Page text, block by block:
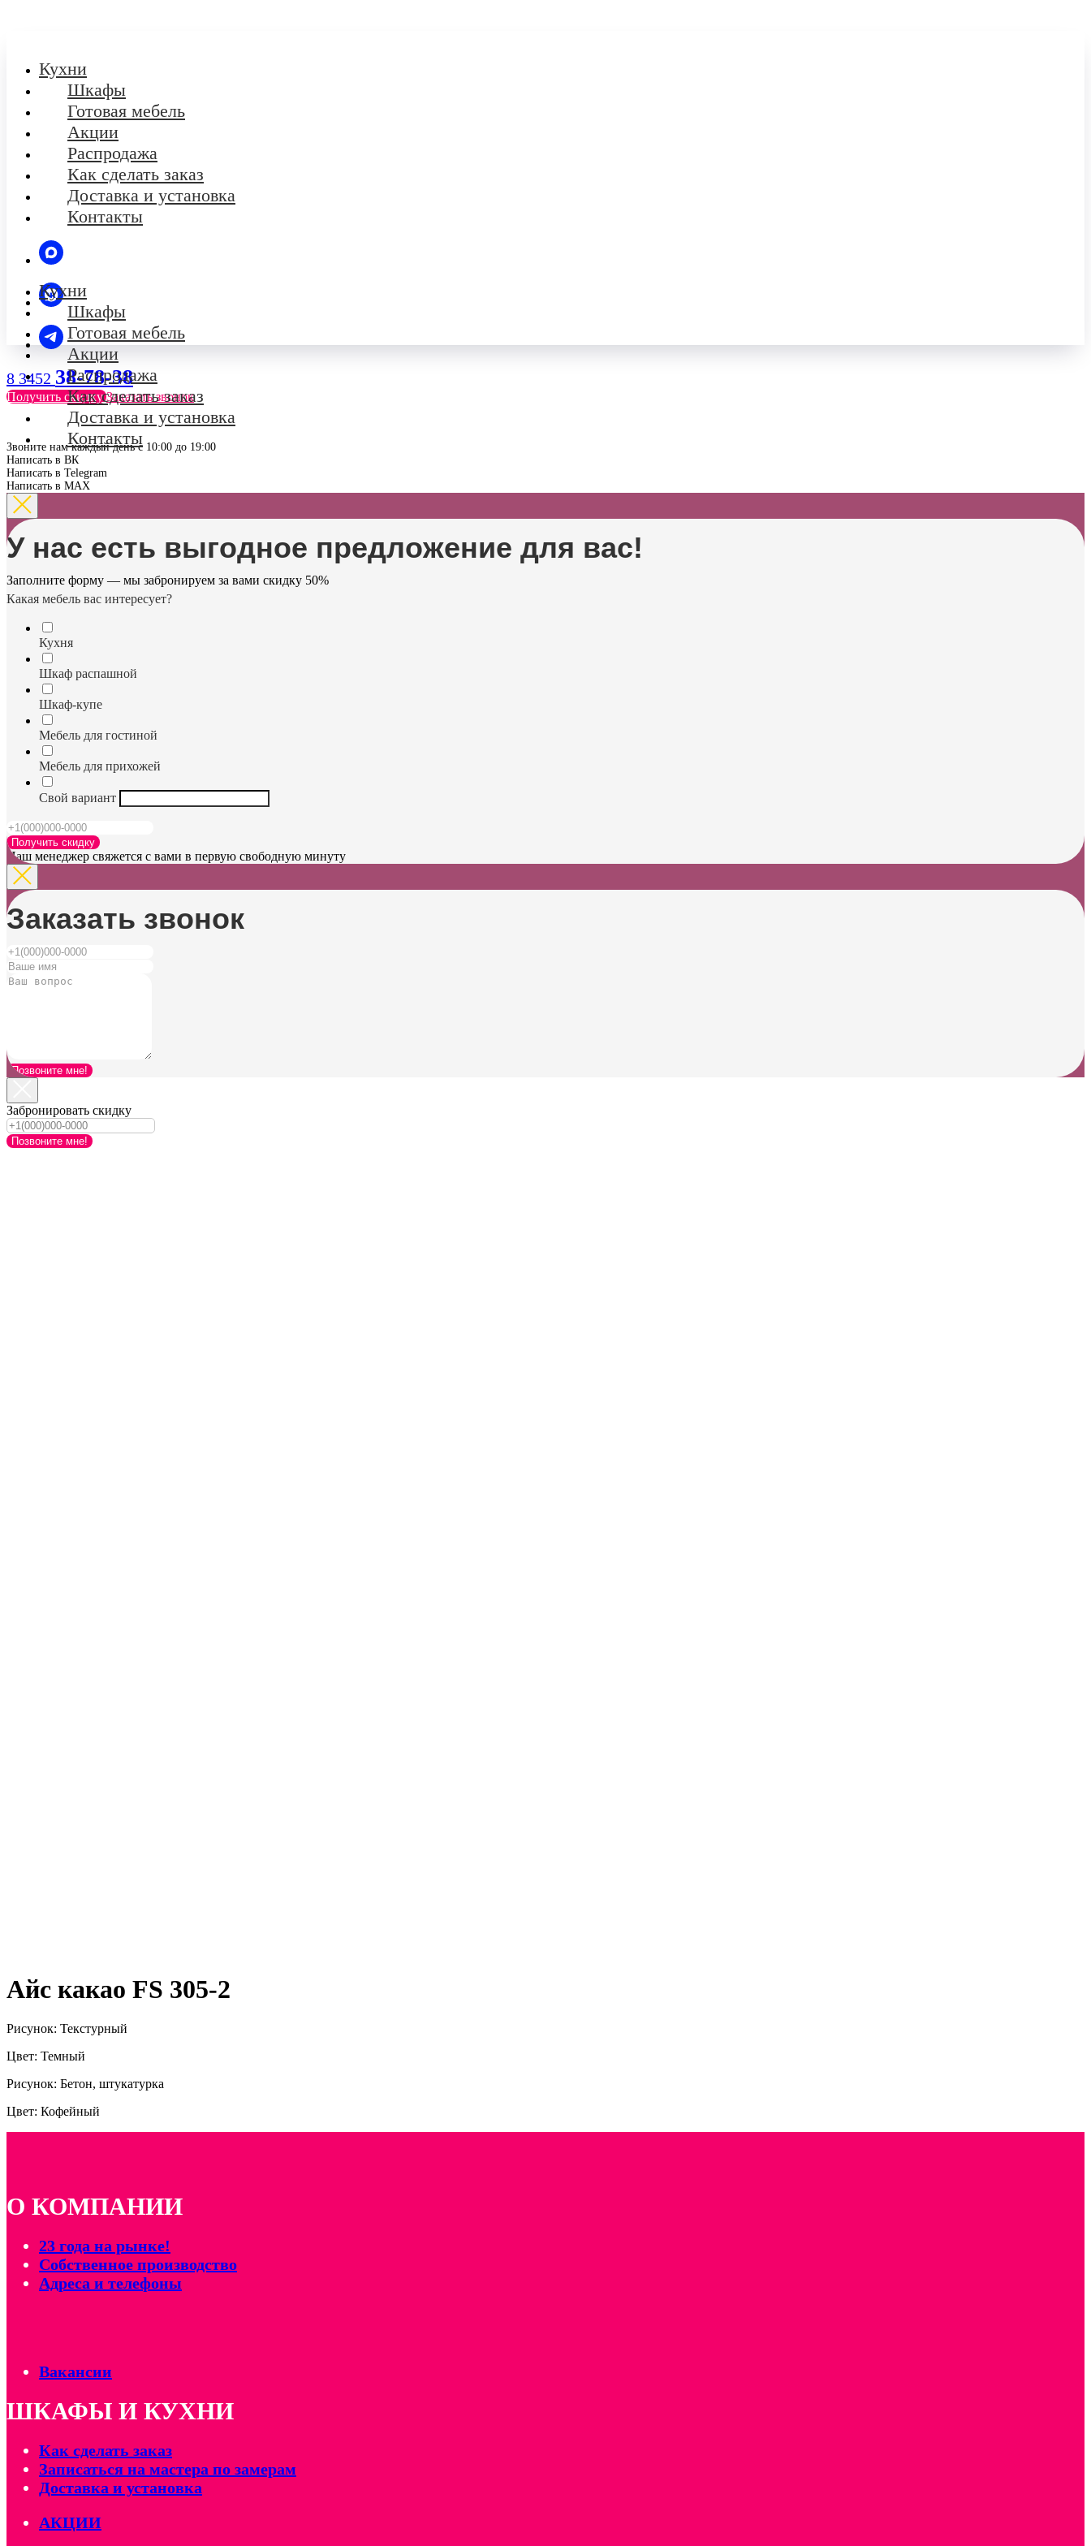
Кухни
Шкафы
Готовая мебель
Акции
Распродажа
Как сделать заказ
Доставка и установка
Контакты
8 3452 38-78-38
Получить скидку Заказать звонок
Кухни
Шкафы
Готовая мебель
Акции
Распродажа
Как сделать заказ
Доставка и установка
Контакты
Звоните нам каждый день с 10:00 до 19:00
Написать в ВК
Написать в Telegram
Написать в MAX
У нас есть выгодное предложение для вас!
Заполните форму — мы забронируем за вами скидку 50%
Какая мебель вас интересует?
Кухня
Шкаф распашной
Шкаф-купе
Мебель для гостиной
Мебель для прихожей
Свой вариант
Получить скидку
Наш менеджер свяжется с вами в первую свободную минуту
Заказать звонок
Позвоните мне!
Забронировать скидку
Позвоните мне!
Айс какао FS 305-2
Рисунок: Текстурный
Цвет: Темный
Рисунок: Бетон, штукатурка
Цвет: Кофейный
О КОМПАНИИ
23 года на рынке!
Собственное производство
Адреса и телефоны
Вакансии
ШКАФЫ И КУХНИ
Как сделать заказ
Записаться на мастера по замерам
Доставка и установка
АКЦИИ